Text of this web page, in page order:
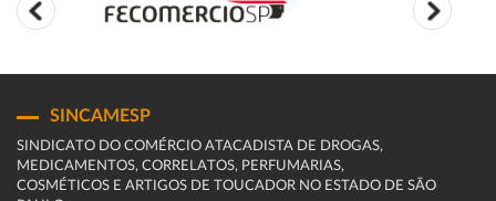
SINCAMESP
SINDICATO DO COMÉRCIO ATACADISTA DE DROGAS,
MEDICAMENTOS, CORRELATOS, PERFUMARIAS,
COSMÉTICOS E ARTIGOS DE TOUCADOR NO ESTADO DE SÃO